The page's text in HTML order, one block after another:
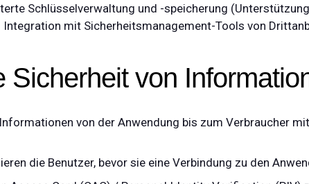
Schlüsselverwaltung und -speicherung
mit Sicherheitsmanagement-Tools von
Sicherheit von
von der Anwendung bis zum Verbraucher
die Benutzer, bevor sie eine Verbindung zu den